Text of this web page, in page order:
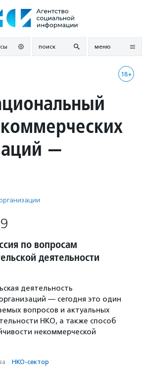
поиск меню
18+
—
по вопросам
деятельности
деятельность
— сегодня это один
вопросов и актуальных
НКО, а также способ
некоммерческой
· НКО-сектор